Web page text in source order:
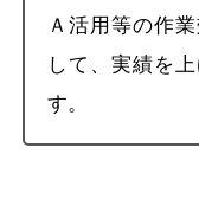
Ａ活用等の作
して、実績を
す。